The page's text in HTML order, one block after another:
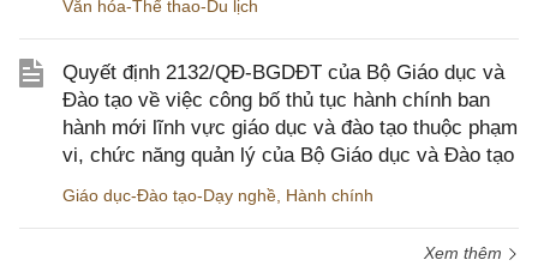
Văn hóa-Thể thao-Du lịch
Quyết định 2132/QĐ-BGDĐT của Bộ Giáo dục và
Đào tạo về việc công bố thủ tục hành chính ban
hành mới lĩnh vực giáo dục và đào tạo thuộc phạm
vi, chức năng quản lý của Bộ Giáo dục và Đào tạo
Giáo dục-Đào tạo-Dạy nghề Hành chính
Xem thêm